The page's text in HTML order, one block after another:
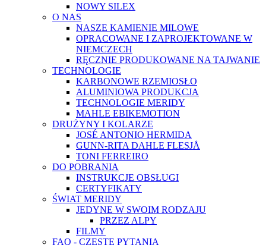
NOWY SILEX
O NAS
NASZE KAMIENIE MILOWE
OPRACOWANE I ZAPROJEKTOWANE W
NIEMCZECH
RĘCZNIE PRODUKOWANE NA TAJWANIE
TECHNOLOGIE
KARBONOWE RZEMIOSŁO
ALUMINIOWA PRODUKCJA
TECHNOLOGIE MERIDY
MAHLE EBIKEMOTION
DRUŻYNY I KOLARZE
JOSÉ ANTONIO HERMIDA
GUNN-RITA DAHLE FLESJÅ
TONI FERREIRO
DO POBRANIA
INSTRUKCJE OBSŁUGI
CERTYFIKATY
ŚWIAT MERIDY
JEDYNE W SWOIM RODZAJU
PRZEZ ALPY
FILMY
FAQ - CZĘSTE PYTANIA